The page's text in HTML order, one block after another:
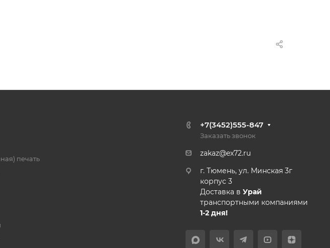
печать
+7(3452)555-847
Заказать звонок
zakaz@ex72.ru
г. Тюмень, ул. Минская 3г
корпус 3
Доставка в Урай
транспортными компаниями
1-2 дня!